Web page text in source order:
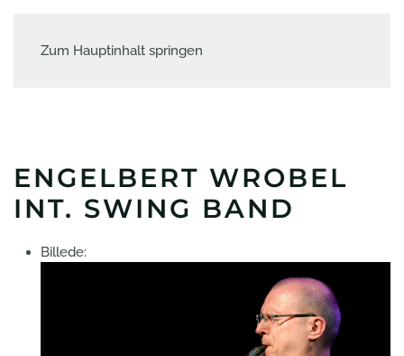
Zum Hauptinhalt springen
ENGELBERT WROBEL
INT. SWING BAND
Billede: